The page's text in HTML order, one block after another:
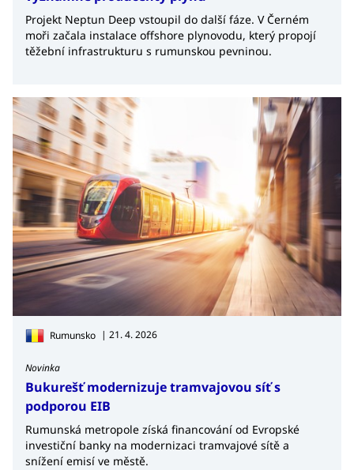
Projekt Neptun Deep vstoupil do další fáze. V Černém
moři začala instalace offshore plynovodu, který propojí
těžební infrastrukturu s rumunskou pevninou.
Rumunsko | 21. 4. 2026
Novinka
Bukurešť modernizuje tramvajovou síť s
podporou EIB
Rumunská metropole získá financování od Evropské
investiční banky na modernizaci tramvajové sítě a
snížení emisí ve městě.